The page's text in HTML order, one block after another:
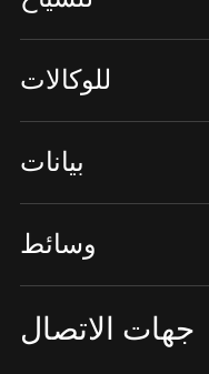
للوكالات
بيانات
وسائط
جهات الاتصال